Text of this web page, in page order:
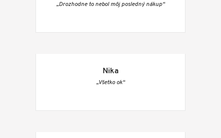
„Drozhodne to nebol môj posledný nákup“
Nika
„Všetko ok“